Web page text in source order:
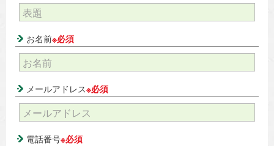
お名前※必須
メールアドレス※必須
電話番号※必須